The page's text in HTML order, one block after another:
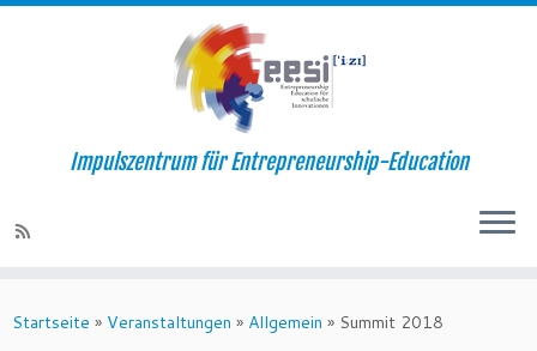
Impulszentrum für Entrepreneurship-Education
Startseite » Veranstaltungen » Allgemein » Summit 2018